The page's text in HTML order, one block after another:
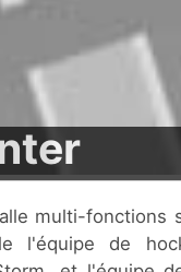
l'équipe de